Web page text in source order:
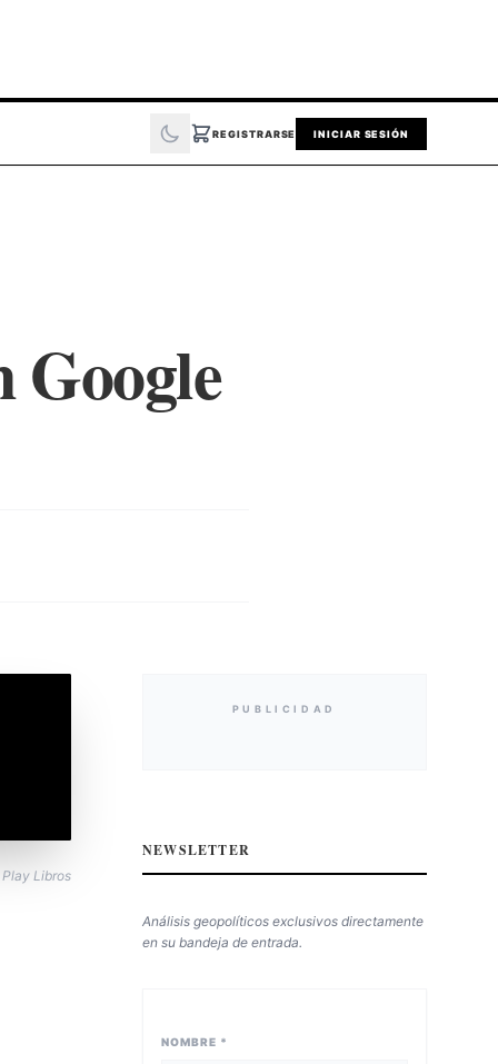
REGISTRARSE INICIAR SESIÓN
Google
Libros
PUBLICIDAD
NEWSLETTER
Análisis geopolíticos exclusivos directamente
en su bandeja de entrada.
NOMBRE *